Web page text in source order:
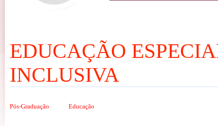
EDUCAÇÃO
INCLUSIVA
Pós-Graduação Educação